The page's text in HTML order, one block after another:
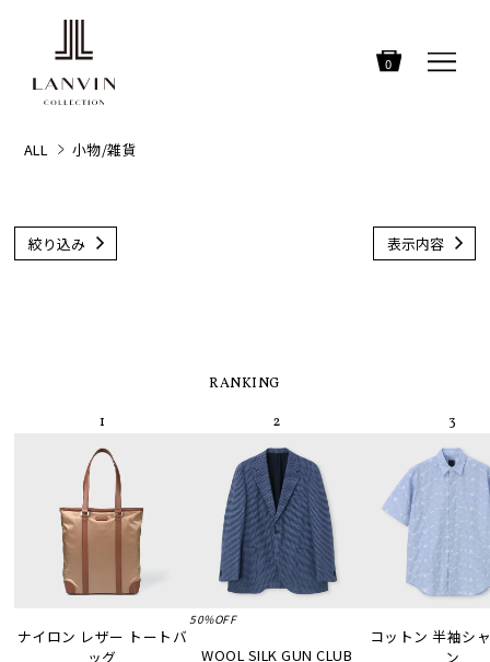
0
ALL 小物/雑貨
絞り込み 表示内容
RANKING
ナイロン レザー トートバ
ッグ
50%OFF
WOOL SILK GUN CLUB
コットン 半袖シ
ン